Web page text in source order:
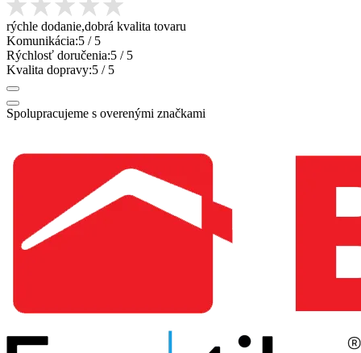
rýchle dodanie,dobrá kvalita tovaru
Komunikácia:5 / 5
Rýchlosť doručenia:5 / 5
Kvalita dopravy:5 / 5
Spolupracujeme s overenými značkami